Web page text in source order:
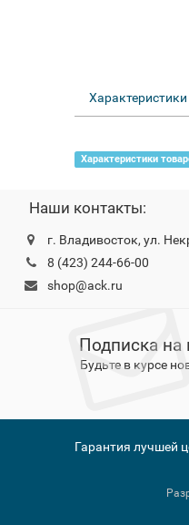
Характеристики
Характеристики
Наши контакты:
г. Владивосток, ул.
8 (423) 244-66-00
shop@ack.ru
Подписка на
Будьте в курсе
Гарантия лучшей